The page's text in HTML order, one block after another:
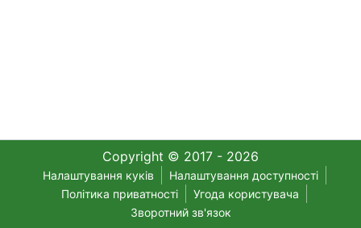
Copyright © 2017 - 2026
Налаштування куків
Налаштування доступності
Політика приватності
Угода користувача
Зворотний зв'язок